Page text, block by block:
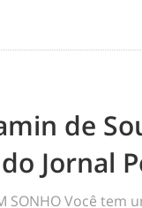
de
Jornal
SONHO Você